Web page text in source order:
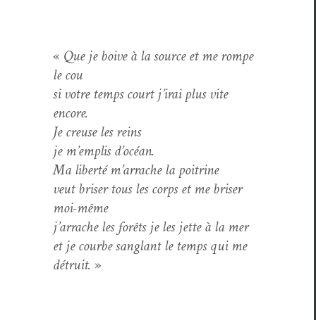
« Que je boive à la source et me rompe
le cou
si votre temps court j’irai plus vite
encore.
Je creuse les reins
je m’emplis d’océan.
Ma lib­erté m’arrache la poitrine
veut bris­er tous les corps et me bris­er
moi-même
j’arrache les forêts je les jette à la mer
et je courbe sanglant le temps qui me
détru­it. »